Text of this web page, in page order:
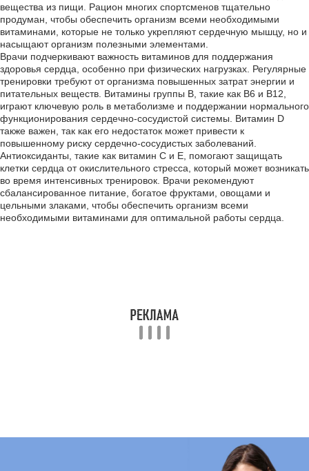
вещества из пищи. Рацион многих спортсменов тщательно
продуман, чтобы обеспечить организм всеми необходимыми
витаминами, которые не только укрепляют сердечную мышцу, но и
насыщают организм полезными элементами.
Врачи подчеркивают важность витаминов для поддержания
здоровья сердца, особенно при физических нагрузках. Регулярные
тренировки требуют от организма повышенных затрат энергии и
питательных веществ. Витамины группы B, такие как B6 и B12,
играют ключевую роль в метаболизме и поддержании нормального
функционирования сердечно-сосудистой системы. Витамин D
также важен, так как его недостаток может привести к
повышенному риску сердечно-сосудистых заболеваний.
Антиоксиданты, такие как витамин C и E, помогают защищать
клетки сердца от окислительного стресса, который может возникать
во время интенсивных тренировок. Врачи рекомендуют
сбалансированное питание, богатое фруктами, овощами и
цельными злаками, чтобы обеспечить организм всеми
необходимыми витаминами для оптимальной работы сердца.